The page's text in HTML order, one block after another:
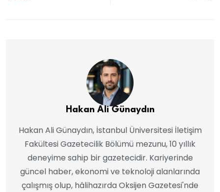
Hakan Ali Günaydın
Hakan Ali Günaydın, İstanbul Üniversitesi İletişim
Fakültesi Gazetecilik Bölümü mezunu, 10 yıllık
deneyime sahip bir gazetecidir. Kariyerinde
güncel haber, ekonomi ve teknoloji alanlarında
çalışmış olup, hâlihazırda Oksijen Gazetesi'nde